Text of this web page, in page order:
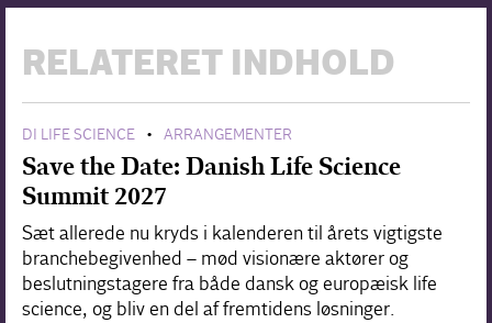
RELATERET INDHOLD
DI LIFE SCIENCE • ARRANGEMENTER
Save the Date: Danish Life Science
Summit 2027
Sæt allerede nu kryds i kalenderen til årets vigtigste
branchebegivenhed – mød visionære aktører og
beslutningstagere fra både dansk og europæisk life
science, og bliv en del af fremtidens løsninger.